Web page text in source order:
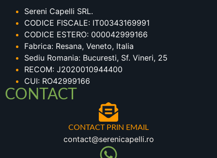
Sereni Capelli SRL.
CODICE FISCALE: IT00343169991
CODICE ESTERO: 000042999166
Fabrica: Resana, Veneto, Italia
Sediu Romania: Bucuresti, Sf. Vineri, 25
RECOM: J2020010944400
CUI: RO42999166
CONTACT
CONTACT PRIN EMAIL
contact@serenicapelli.ro